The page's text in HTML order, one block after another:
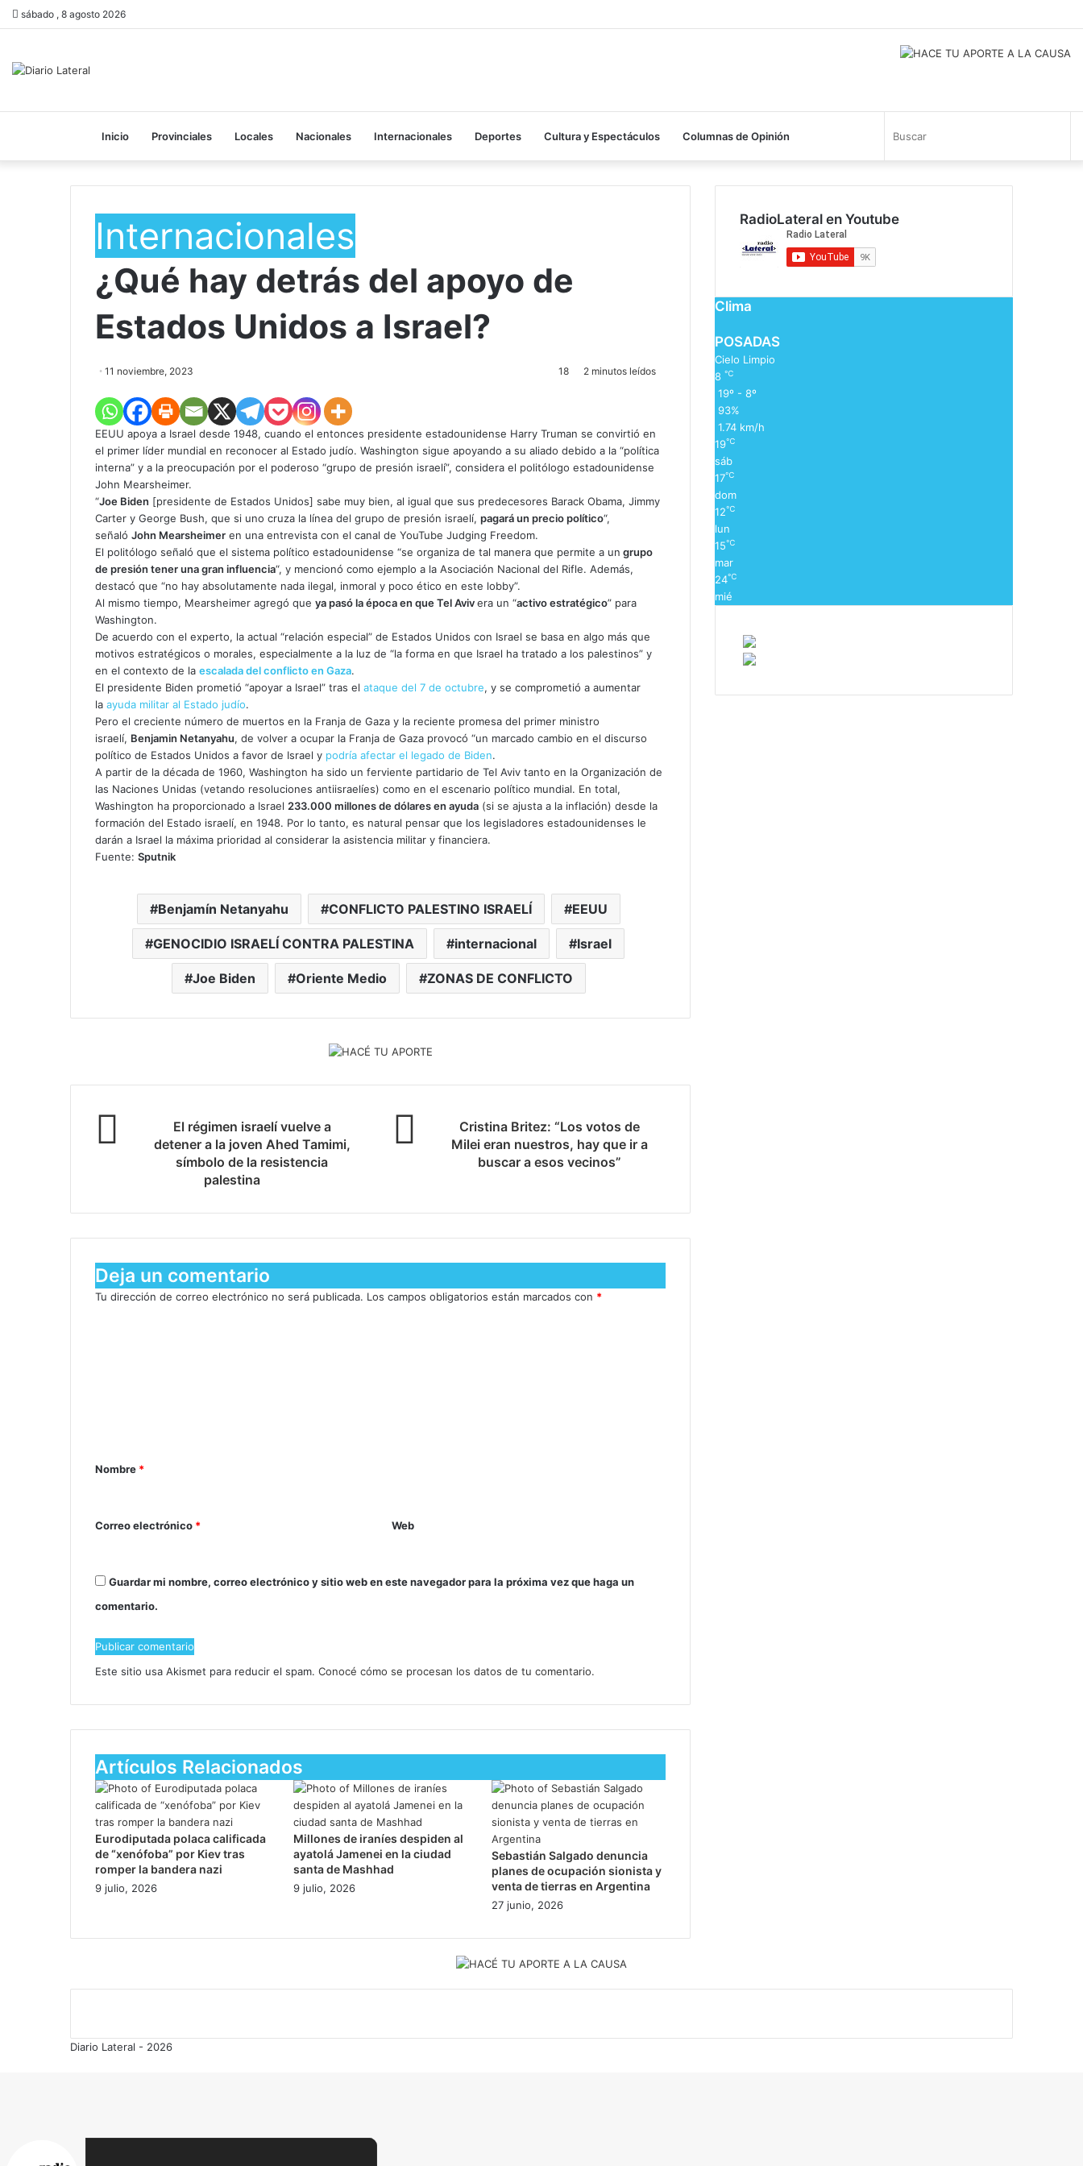
sábado , 8 agosto 2026
Inicio Provinciales Locales Nacionales Internacionales Deportes Cultura y Espectáculos Columnas de Opinión
Internacionales
¿Qué hay detrás del apoyo de
Estados Unidos a Israel?
11 noviembre, 2023 18 2 minutos leídos
EEUU apoya a Israel desde 1948, cuando el entonces presidente estadounidense Harry Truman se convirtió en
el primer líder mundial en reconocer al Estado judío. Washington sigue apoyando a su aliado debido a la “política
interna” y a la preocupación por el poderoso “grupo de presión israelí”, considera el politólogo estadounidense
John Mearsheimer.
“Joe Biden [presidente de Estados Unidos] sabe muy bien, al igual que sus predecesores Barack Obama, Jimmy
Carter y George Bush, que si uno cruza la línea del grupo de presión israelí, pagará un precio político“,
señaló John Mearsheimer en una entrevista con el canal de YouTube Judging Freedom.
El politólogo señaló que el sistema político estadounidense “se organiza de tal manera que permite a un grupo
de presión tener una gran influencia“, y mencionó como ejemplo a la Asociación Nacional del Rifle. Además,
destacó que “no hay absolutamente nada ilegal, inmoral y poco ético en este lobby”.
Al mismo tiempo, Mearsheimer agregó que ya pasó la época en que Tel Avivera un “activo estratégico” para
Washington.
De acuerdo con el experto, la actual “relación especial” de Estados Unidos con Israel se basa en algo más que
motivos estratégicos o morales, especialmente a la luz de “la forma en que Israel ha tratado a los palestinos” y
en el contexto de la escalada del conflicto en Gaza.
El presidente Biden prometió “apoyar a Israel” tras el ataque del 7 de octubre, y se comprometió a aumentar
la ayuda militar al Estado judío.
Pero el creciente número de muertos en la Franja de Gaza y la reciente promesa del primer ministro
israelí, Benjamin Netanyahu, de volver a ocupar la Franja de Gaza provocó “un marcado cambio en el discurso
político de Estados Unidos a favor de Israel y podría afectar el legado de Biden.
A partir de la década de 1960, Washington ha sido un ferviente partidario de Tel Aviv tanto en la Organización de
las Naciones Unidas (vetando resoluciones antiisraelíes) como en el escenario político mundial. En total,
Washington ha proporcionado a Israel 233.000 millones de dólares en ayuda (si se ajusta a la inflación) desde la
formación del Estado israelí, en 1948. Por lo tanto, es natural pensar que los legisladores estadounidenses le
darán a Israel la máxima prioridad al considerar la asistencia militar y financiera.
Fuente: Sputnik
Benjamín Netanyahu CONFLICTO PALESTINO ISRAELÍ EEUU
GENOCIDIO ISRAELÍ CONTRA PALESTINA internacional Israel
Joe Biden Oriente Medio ZONAS DE CONFLICTO
El régimen israelí vuelve a
detener a la joven Ahed Tamimi,
símbolo de la resistencia
palestina
Cristina Britez: “Los votos de
Milei eran nuestros, hay que ir a
buscar a esos vecinos”
Deja un comentario
Tu dirección de correo electrónico no será publicada. Los campos obligatorios están marcados con *
Nombre *
Correo electrónico * Web
Guardar mi nombre, correo electrónico y sitio web en este navegador para la próxima vez que haga un
comentario.
Este sitio usa Akismet para reducir el spam. Conocé cómo se procesan los datos de tu comentario.
Artículos Relacionados
Eurodiputada polaca calificada
de “xenófoba” por Kiev tras
romper la bandera nazi
9 julio, 2026
Millones de iraníes despiden al
ayatolá Jamenei en la ciudad
santa de Mashhad
9 julio, 2026
Sebastián Salgado denuncia
planes de ocupación sionista y
venta de tierras en Argentina
27 junio, 2026
RadioLateral en Youtube
Clima
POSADAS
Cielo Limpio
8 ℃
19º - 8º
93%
1.74 km/h
19℃
sáb
17℃
dom
12℃
lun
15℃
mar
24℃
mié
Diario Lateral - 2026